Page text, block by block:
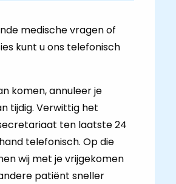
medische vragen of
kunt u ons telefonisch
komen, annuleer je
tijdig. Verwittig het
ten laatste 24
telefonisch. Op die
wij met je vrijgekomen
patiënt sneller